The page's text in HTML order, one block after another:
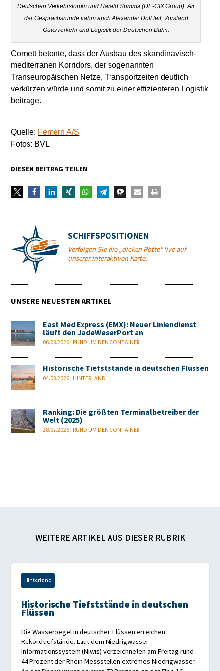
Deutschen Verkehrsforum und Harald Summa (DE-CIX Group). An
der Gesprächsrunde nahm auch Alexander Doll teil, Vorstand
Güterverkehr und Logistik der Deutschen Bahn.
Cornett betonte, dass der Ausbau des skandinavisch-
mediterranen Korridors, der sogenannten
Transeuropäischen Netze, Transportzeiten deutlich
verkürzen würde und somit zu einer effizienteren Logistik
beitrage.
Quelle: Femern A/S
Fotos: BVL
DIESEN BEITRAG TEILEN
SCHIFFSPOSITIONEN
Verfolgen Sie die „dicken Pötte“ live auf
unserer interaktiven Karte.
UNSERE NEUESTEN ARTIKEL
East Med Express (EMX): Neuer Liniendienst
läuft den JadeWeserPort an
06.08.2026 |RUND UM DEN CONTAINER
Historische Tiefststände in deutschen Flüssen
04.08.2026 |HINTERLAND
Ranking: Die größten Terminalbetreiber der
Welt (2025)
28.07.2026 |RUND UM DEN CONTAINER
WEITERE ARTIKEL AUS DIESER RUBRIK
Hinterland
Historische Tiefststände in deutschen
Flüssen
Die Wasserpegel in deutschen Flüssen erreichen
Rekordtiefstände. Laut dem Niedrigwasser-
Informationssystem (Niwis) verzeichneten am Freitag rund
44 Prozent der Rhein-Messstellen extremes Niedrigwasser.